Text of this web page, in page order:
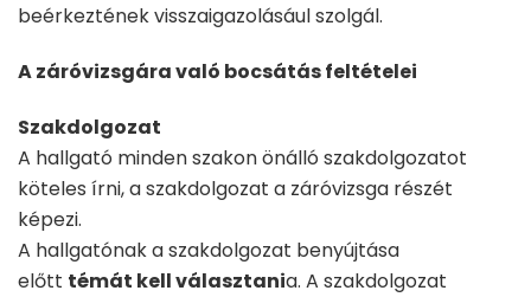
beérkeztének visszaigazolásául szolgál.
A záróvizsgára való bocsátás feltételei
Szakdolgozat
A hallgató minden szakon önálló szakdolgozatot
köteles írni, a szakdolgozat a záróvizsga részét
képezi.
A hallgatónak a szakdolgozat benyújtása
előtt témát kell választania. A szakdolgozat